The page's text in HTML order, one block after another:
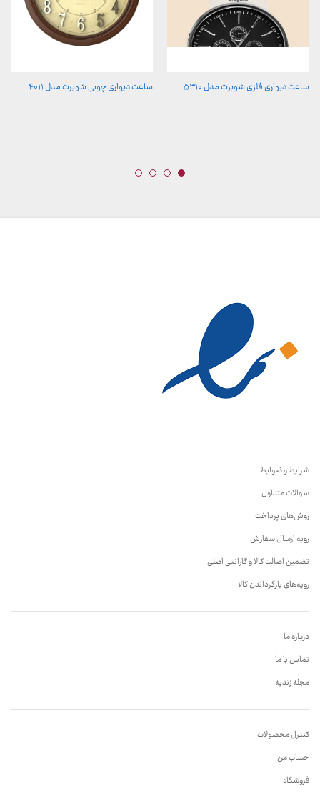
ساعت دیواری فلزی شوبرت مدل ۵۳۱۰ ساعت دیواری چوبی شوبرت مدل ۴۰۱۱
شرایط و ضوابط
سوالات متداول
روش‌های پرداخت
رویه ارسال سفارش
تضمین اصالت کالا و گارانتی اصلی
رویه‌های بازگرداندن کالا
درباره ما
تماس با ما
مجله زندیه
کنترل محصولات
حساب من
فروشگاه